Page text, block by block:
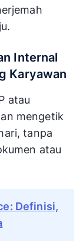
Internal
Karyawan
atau
mengetik
tanpa
atau
Definisi,